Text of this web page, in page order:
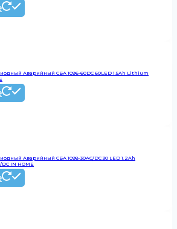
Аварийный СБА 1096-60DC 60LED 1.5Ah Lithium
Аварийный СБА 1098-30AC/DC 30 LED 1.2Ah
IN HOME